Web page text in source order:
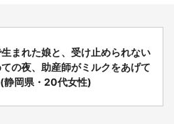
生まれた娘と、受け止められない
の夜、助産師がミルクをあげて
静岡県・20代女性)